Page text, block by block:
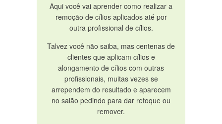
Aqui você vai aprender como realizar a
remoção de cílios aplicados até por
outra profissional de cílios.
Talvez você não saiba, mas centenas de
clientes que aplicam cílios e
alongamento de cílios com outras
profissionais, muitas vezes se
arrependem do resultado e aparecem
no salão pedindo para dar retoque ou
remover.